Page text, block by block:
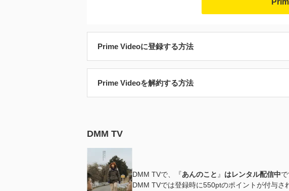
Prime Videoに登録する方法
Prime Videoを解約する方法
DMM TV
DMM TVで、『あんのこと 』 はレンタル配信中で
DMM TVでは登録時に550ptのポイントが付与